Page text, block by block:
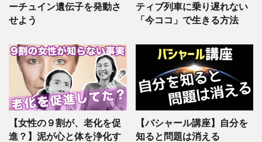
ーチュイン遺伝子を発動さ
せよう
ティブ列車に乗り遅れない
「今ココ」で生きる方法
【女性の９割が、老化を促
進？】泥が心と体を浄化す
【バシャール講座】自分を
知ると問題は消える